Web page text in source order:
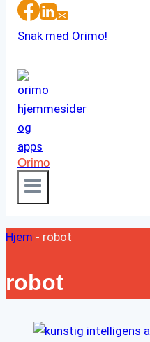
Snak med Orimo!
Orimo
Hjem - robot
robot